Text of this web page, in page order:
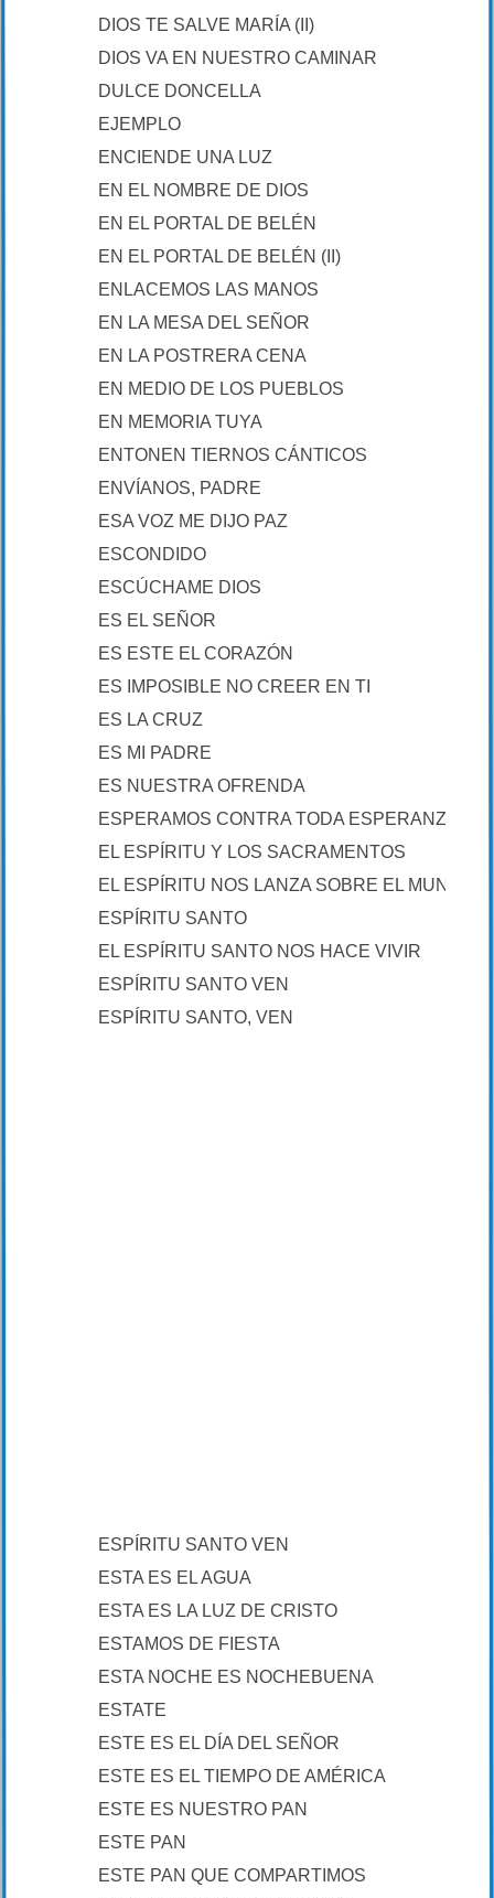
DIOS TE SALVE MARÍA (II)
DIOS VA EN NUESTRO CAMINAR
DULCE DONCELLA
EJEMPLO
ENCIENDE UNA LUZ
EN EL NOMBRE DE DIOS
EN EL PORTAL DE BELÉN
EN EL PORTAL DE BELÉN (II)
ENLACEMOS LAS MANOS
EN LA MESA DEL SEÑOR
EN LA POSTRERA CENA
EN MEDIO DE LOS PUEBLOS
EN MEMORIA TUYA
ENTONEN TIERNOS CÁNTICOS
ENVÍANOS, PADRE
ESA VOZ ME DIJO PAZ
ESCONDIDO
ESCÚCHAME DIOS
ES EL SEÑOR
ES ESTE EL CORAZÓN
ES IMPOSIBLE NO CREER EN TI
ES LA CRUZ
ES MI PADRE
ES NUESTRA OFRENDA
ESPERAMOS CONTRA TODA ESPERANZA
EL ESPÍRITU Y LOS SACRAMENTOS
EL ESPÍRITU NOS LANZA SOBRE EL MUNDO
ESPÍRITU SANTO
EL ESPÍRITU SANTO NOS HACE VIVIR
ESPÍRITU SANTO VEN
ESPÍRITU SANTO, VEN
ESPÍRITU SANTO VEN
ESTA ES EL AGUA
ESTA ES LA LUZ DE CRISTO
ESTAMOS DE FIESTA
ESTA NOCHE ES NOCHEBUENA
ESTATE
ESTE ES EL DÍA DEL SEÑOR
ESTE ES EL TIEMPO DE AMÉRICA
ESTE ES NUESTRO PAN
ESTE PAN
ESTE PAN QUE COMPARTIMOS